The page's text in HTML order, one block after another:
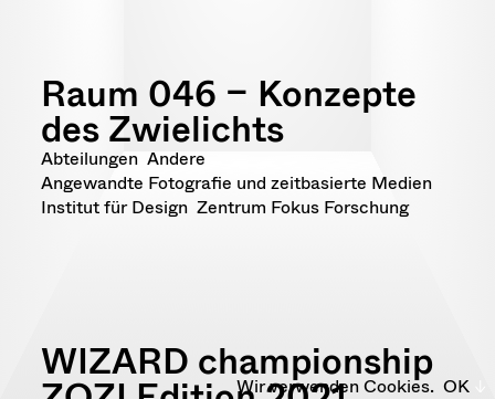
Raum 046 – Konzepte
des Zwielichts
Abteilungen Andere
Angewandte Fotografie und zeitbasierte Medien
Institut für Design Zentrum Fokus Forschung
WIZARD championship
Wir verwenden Cookies. OK